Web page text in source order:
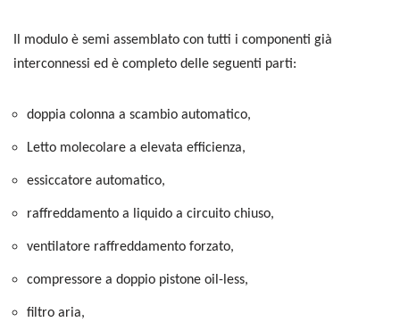
Il modulo è semi assemblato con tutti i componenti già
interconnessi ed è completo delle seguenti parti:
doppia colonna a scambio automatico,
Letto molecolare a elevata efficienza,
essiccatore automatico,
raffreddamento a liquido a circuito chiuso,
ventilatore raffreddamento forzato,
compressore a doppio pistone oil-less,
filtro aria,